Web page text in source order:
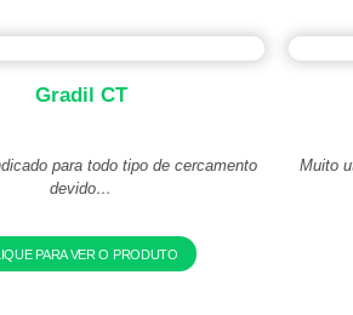
Gradil CT
para todo tipo de cercamento
devido…
PARA VER O PRODUTO
Muito